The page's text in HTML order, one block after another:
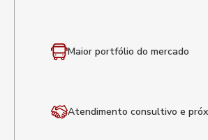
Maior portfólio do mercado
Atendimento consultivo e